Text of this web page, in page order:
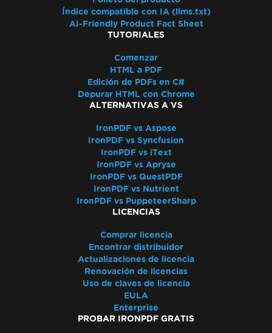
Índice compatible con IA (llms.txt)
AI-Friendly Product Fact Sheet
TUTORIALES
Comenzar
HTML a PDF
Edición de PDFs en C#
Depurar HTML con Chrome
ALTERNATIVAS A VS
IronPDF vs Aspose
IronPDF vs Syncfusion
IronPDF vs iText
IronPDF vs Apryse
IronPDF vs QuestPDF
IronPDF vs Nutrient
IronPDF vs PuppeteerSharp
LICENCIAS
Comprar licencia
Encontrar distribuidor
Actualizaciones de licencia
Renovación de licencias
Uso de claves de licencia
EULA
Enterprise
PROBAR IRONPDF GRATIS